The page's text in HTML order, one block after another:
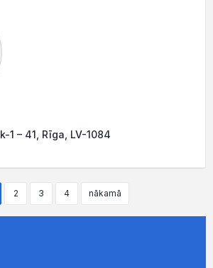
1 – 41, Rīga, LV-1084
2 3 4 nākamā